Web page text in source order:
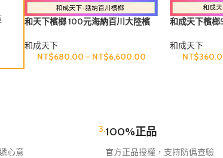
絕對隱私發貨：外箱無任何敏感字眼 🚚 貨到付款：一
貨，安全無憂
包裹送達超商後
通知取貨，不會提及威而鋼
絕不會致電打擾
宅配人員及超商店員
和天下檳榔 100元海納百川大陸檳
和成天下
NT$680.00 – NT$6,600.00
和成天下檳
和成天下
NT$
心意
3.100%正品
官方正品授權，支持防僞查驗